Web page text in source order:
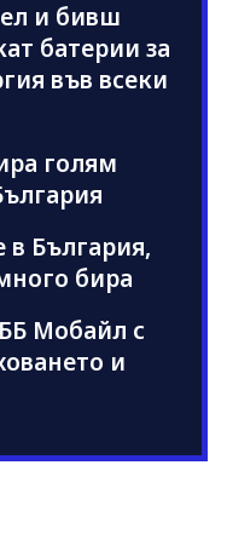
и бивш
батерии за
във всеки
голям
в България,
бира
Мобайл с
и